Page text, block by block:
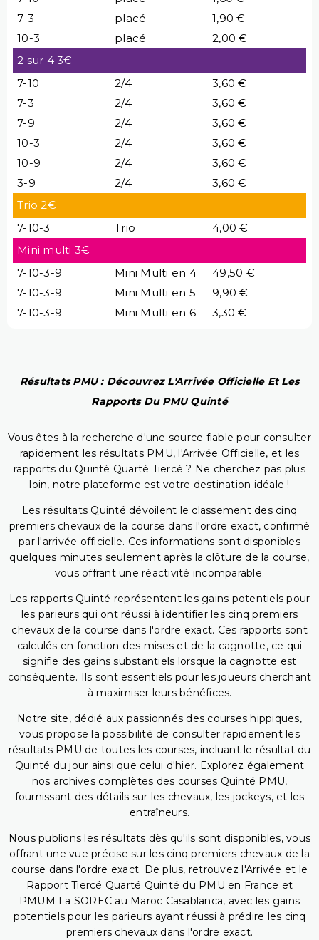
7-3
placé
1,90 €
10-3
placé
2,00 €
2 sur 4 3€
7-10
2/4
3,60 €
7-3
2/4
3,60 €
7-9
2/4
3,60 €
10-3
2/4
3,60 €
10-9
2/4
3,60 €
3-9
2/4
3,60 €
Trio 2€
7-10-3
Trio
4,00 €
Mini multi 3€
7-10-3-9
Mini Multi en 4
49,50 €
7-10-3-9
Mini Multi en 5
9,90 €
7-10-3-9
Mini Multi en 6 3,30 €
Résultats PMU : Découvrez L'Arrivée Officielle Et Les
Rapports Du PMU Quinté
Vous êtes à la recherche d'une source fiable pour consulter
rapidement les résultats PMU, l'Arrivée Officielle, et les
rapports du Quinté Quarté Tiercé ? Ne cherchez pas plus
loin, notre plateforme est votre destination idéale !
Les résultats Quinté dévoilent le classement des cinq
premiers chevaux de la course dans l'ordre exact, confirmé
par l'arrivée officielle. Ces informations sont disponibles
quelques minutes seulement après la clôture de la course,
vous offrant une réactivité incomparable.
Les rapports Quinté représentent les gains potentiels pour
les parieurs qui ont réussi à identifier les cinq premiers
chevaux de la course dans l'ordre exact. Ces rapports sont
calculés en fonction des mises et de la cagnotte, ce qui
signifie des gains substantiels lorsque la cagnotte est
conséquente. Ils sont essentiels pour les joueurs cherchant
à maximiser leurs bénéfices.
Notre site, dédié aux passionnés des courses hippiques,
vous propose la possibilité de consulter rapidement les
résultats PMU de toutes les courses, incluant le résultat du
Quinté du jour ainsi que celui d'hier. Explorez également
nos archives complètes des courses Quinté PMU,
fournissant des détails sur les chevaux, les jockeys, et les
entraîneurs.
Nous publions les résultats dès qu'ils sont disponibles, vous
offrant une vue précise sur les cinq premiers chevaux de la
course dans l'ordre exact. De plus, retrouvez l'Arrivée et le
Rapport Tiercé Quarté Quinté du PMU en France et
PMUM La SOREC au Maroc Casablanca, avec les gains
potentiels pour les parieurs ayant réussi à prédire les cinq
premiers chevaux dans l'ordre exact.